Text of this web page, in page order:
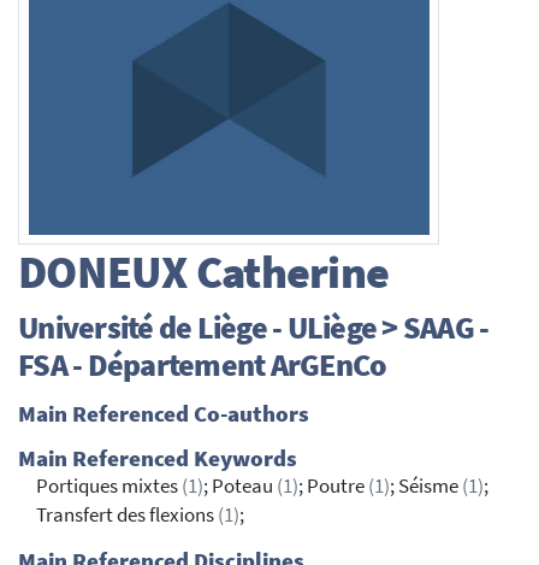
DONEUXCatherine
Université de Liège - ULiège > SAAG -
FSA - Département ArGEnCo
Main Referenced Co-authors
Main Referenced Keywords
Portiques mixtes(1); Poteau (1); Poutre(1); Séisme(1);
Transfert des flexions(1);